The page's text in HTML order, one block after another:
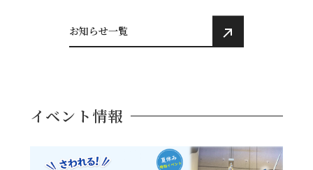
お知らせ一覧
イベント情報